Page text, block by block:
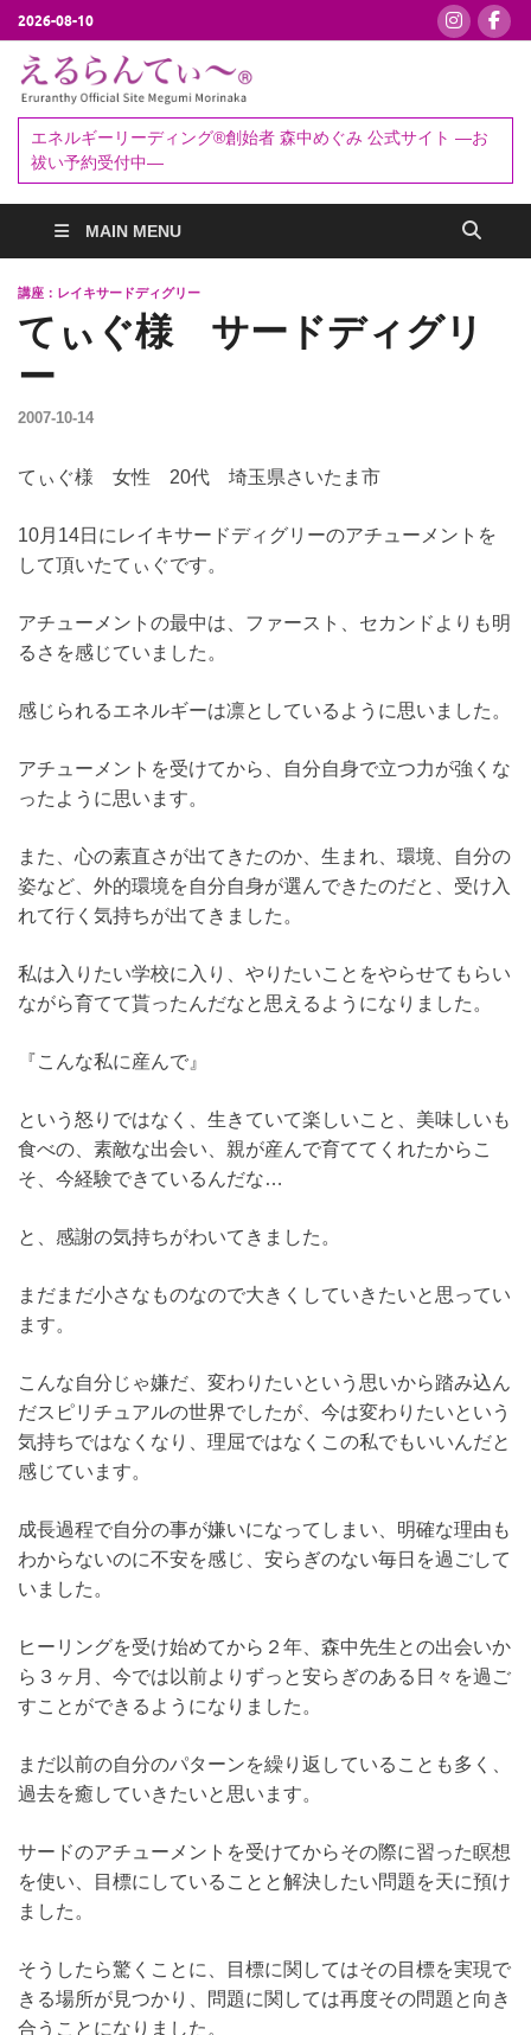
2026-08-10
ぃ～®
予約受付中
エネルギーリーディング®創始者 森中めぐみ 公式サイト ―お
祓い予約受付中―
MAIN MENU
講座：レイキサードディグリー
てぃぐ様 サードディグリ
ー
2007-10-14
てぃぐ様 女性 20代 埼玉県さいたま市
10月14日にレイキサードディグリーのアチューメントを
して頂いたてぃぐです。
アチューメントの最中は、ファースト、セカンドよりも明
るさを感じていました。
感じられるエネルギーは凛としているように思いました。
アチューメントを受けてから、自分自身で立つ力が強くな
ったように思います。
また、心の素直さが出てきたのか、生まれ、環境、自分の
姿など、外的環境を自分自身が選んできたのだと、受け入
れて行く気持ちが出てきました。
私は入りたい学校に入り、やりたいことをやらせてもらい
ながら育てて貰ったんだなと思えるようになりました。
『こんな私に産んで』
という怒りではなく、生きていて楽しいこと、美味しいも
食べの、素敵な出会い、親が産んで育ててくれたからこ
そ、今経験できているんだな…
と、感謝の気持ちがわいてきました。
まだまだ小さなものなので大きくしていきたいと思ってい
ます。
こんな自分じゃ嫌だ、変わりたいという思いから踏み込ん
だスピリチュアルの世界でしたが、今は変わりたいという
気持ちではなくなり、理屈ではなくこの私でもいいんだと
感じています。
成長過程で自分の事が嫌いになってしまい、明確な理由も
わからないのに不安を感じ、安らぎのない毎日を過ごして
いました。
ヒーリングを受け始めてから２年、森中先生との出会いか
ら３ヶ月、今では以前よりずっと安らぎのある日々を過ご
すことができるようになりました。
まだ以前の自分のパターンを繰り返していることも多く、
過去を癒していきたいと思います。
サードのアチューメントを受けてからその際に習った瞑想
を使い、目標にしていることと解決したい問題を天に預け
ました。
そうしたら驚くことに、目標に関してはその目標を実現で
きる場所が見つかり、問題に関しては再度その問題と向き
合うことになりました。